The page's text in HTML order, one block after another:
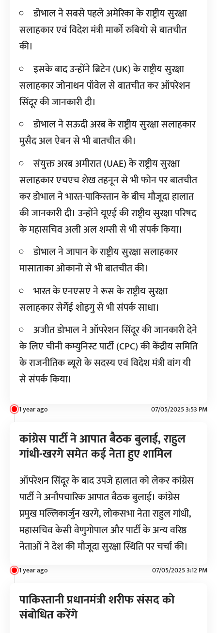
डोभाल ने सबसे पहले अमेरिका के राष्ट्रीय सुरक्षा
सलाहकार एवं विदेश मंत्री मार्को रुबियो से बातचीत
की।
इसके बाद उन्होंने ब्रिटेन (UK) के राष्ट्रीय सुरक्षा
सलाहकार जोनाथन पॉवेल से बातचीत कर ऑपरेशन
सिंदूर की जानकारी दी।
डोभाल ने सऊदी अरब के राष्ट्रीय सुरक्षा सलाहकार
मुसैद अल ऐबन से भी बातचीत की।
संयुक्त अरब अमीरात (UAE) के राष्ट्रीय सुरक्षा
सलाहकार एचएच शेख तहनून से भी फोन पर बातचीत
कर डोभाल ने भारत-पाकिस्तान के बीच मौजूदा हालात
की जानकारी दी। उन्होंने यूएई की राष्ट्रीय सुरक्षा परिषद
के महासचिव अली अल शम्सी से भी संपर्क किया।
डोभाल ने जापान के राष्ट्रीय सुरक्षा सलाहकार
मासाताका ओकानो से भी बातचीत की।
भारत के एनएसए ने रूस के राष्ट्रीय सुरक्षा
सलाहकार सेर्गेई शोइगु से भी संपर्क साधा।
अजीत डोभाल ने ऑपरेशन सिंदूर की जानकारी देने
के लिए चीनी कम्युनिस्ट पार्टी (CPC) की केंद्रीय समिति
के राजनीतिक ब्यूरो के सदस्य एवं विदेश मंत्री वांग यी
से संपर्क किया।
1 year ago 07/05/2025 3:53 PM
कांग्रेस पार्टी ने आपात बैठक बुलाई, राहुल
गांधी-खरगे समेत कई नेता हुए शामिल
ऑपरेशन सिंदूर के बाद उपजे हालात को लेकर कांग्रेस
पार्टी ने अनौपचारिक आपात बैठक बुलाई। कांग्रेस
प्रमुख मल्लिकार्जुन खरगे, लोकसभा नेता राहुल गांधी,
महासचिव केसी वेणुगोपाल और पार्टी के अन्य वरिष्ठ
नेताओं ने देश की मौजूदा सुरक्षा स्थिति पर चर्चा की।
1 year ago 07/05/2025 3:12 PM
पाकिस्तानी प्रधानमंत्री शरीफ संसद को
संबोधित करेंगे